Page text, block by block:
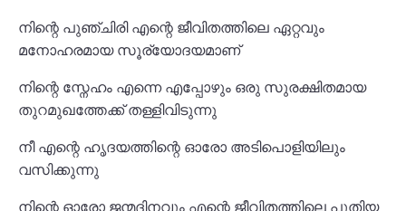
നിന്റെ പുഞ്ചിരി എന്റെ ജീവിതത്തിലെ ഏറ്റവും
മനോഹരമായ സൂര്യോദയമാണ്
നിന്റെ സ്നേഹം എന്നെ എപ്പോഴും ഒരു സുരക്ഷിതമായ
തുറമുഖത്തേക്ക് തള്ളിവിടുന്നു
നീ എന്റെ ഹൃദയത്തിന്റെ ഓരോ അടിപൊളിയിലും
വസിക്കുന്നു
നിന്റെ ഓരോ ജന്മദിനവും എന്റെ ജീവിതത്തിലെ പുതിയ